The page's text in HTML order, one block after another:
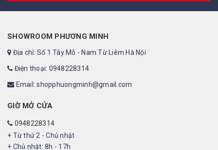
SHOWROOM PHƯƠNG MINH
Địa chỉ: Số 1 Tây Mỗ - Nam Từ Liêm Hà Nội
Điện thoại: 0948228314
Email: shopphuongminh@gmail.com
GIỜ MỞ CỬA
0948228314
+ Từ thứ 2 - Chủ nhật
+ Chủ nhật: 8h - 17h